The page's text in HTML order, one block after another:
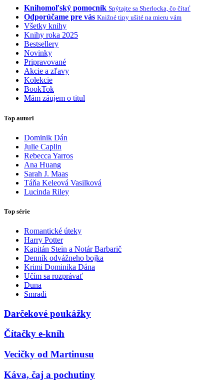
Knihomoľský pomocník Spýtajte sa Sherlocka, čo čítať
Odporúčame pre vás Knižné tipy ušité na mieru vám
Všetky knihy
Knihy roka 2025
Bestsellery
Novinky
Pripravované
Akcie a zľavy
Kolekcie
BookTok
Mám záujem o titul
Top autori
Dominik Dán
Julie Caplin
Rebecca Yarros
Ana Huang
Sarah J. Maas
Táňa Keleová Vasilková
Lucinda Riley
Top série
Romantické úteky
Harry Potter
Kapitán Stein a Notár Barbarič
Denník odvážneho bojka
Krimi Dominika Dána
Učím sa rozprávať
Duna
Smradi
Darčekové poukážky
Čítačky e-kníh
Vecičky od Martinusu
Káva, čaj a pochutiny